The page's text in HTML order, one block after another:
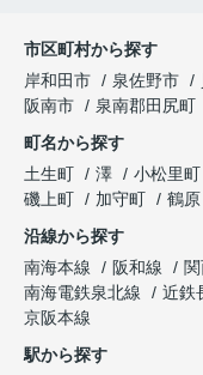
市区町村から探す
岸和田市
泉佐野市
阪南市
泉南郡田尻町
町名から探す
土生町
澤 小松里町
磯上町
加守町 鶴原
沿線から探す
南海本線
阪和線
南海電鉄泉北線
近鉄
京阪本線
駅から探す